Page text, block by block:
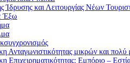
Ίδρυσης και Λειτουργίας Νέων
Έξω
Ανταγωνιστικότητας μικρών και πολύ
Επιχειρηματικότητας: Εμπόριο –